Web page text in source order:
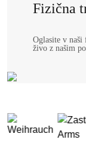
Fizična
Oglasite v
živo z našim